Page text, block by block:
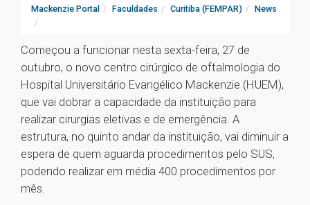
Mackenzie Portal Faculdades Curitiba (FEMPAR) News
Começou a funcionar nesta sexta-feira, 27 de
outubro, o novo centro cirúrgico de oftalmologia do
Hospital Universitário Evangélico Mackenzie (HUEM),
que vai dobrar a capacidade da instituição para
realizar cirurgias eletivas e de emergência. A
estrutura, no quinto andar da instituição, vai diminuir a
espera de quem aguarda procedimentos pelo SUS,
podendo realizar em média 400 procedimentos por
mês.